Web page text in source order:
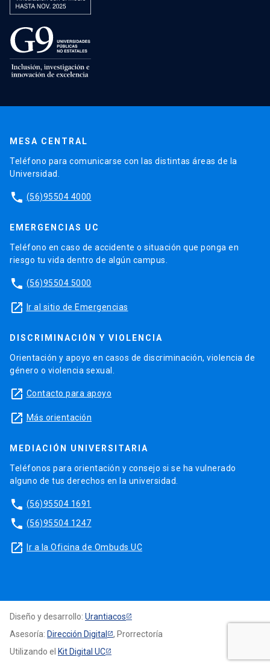
MESA CENTRAL
Teléfono para comunicarse con las distintas áreas de la
Universidad.
phone (56)95504 4000
EMERGENCIAS UC
Teléfono en caso de accidente o situación que ponga en
riesgo tu vida dentro de algún campus.
phone (56)95504 5000
launch Ir al sitio de Emergencias
DISCRIMINACIÓN Y VIOLENCIA
Orientación y apoyo en casos de discriminación, violencia de
género o violencia sexual.
launch Contacto para apoyo
launch Más orientación
MEDIACIÓN UNIVERSITARIA
Teléfonos para orientación y consejo si se ha vulnerado
alguno de tus derechos en la universidad.
phone (56)95504 1691
phone (56)95504 1247
launch Ir a la Oficina de Ombuds UC
Diseño y desarrollo: Urantiacos
Asesoría: Dirección Digital
, Prorrectoría
Utilizando el Kit Digital UC